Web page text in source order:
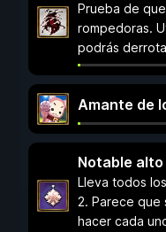
Prueba de
rompedoras.
podrás
Amante de
Notable alto
Lleva todos
2. Parece que
hacer cada